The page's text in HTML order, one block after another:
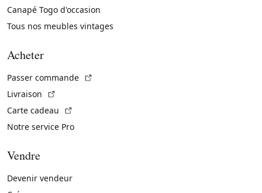
Canapé Togo d'occasion
Tous nos meubles vintages
Acheter
Passer commande
Livraison
Carte cadeau
Notre service Pro
Vendre
Devenir vendeur